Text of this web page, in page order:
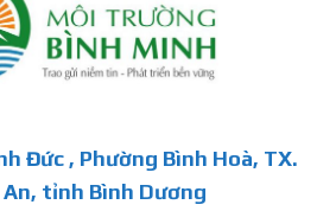
Đức , Phường Bình Hoà, TX.
tỉnh Bình Dương